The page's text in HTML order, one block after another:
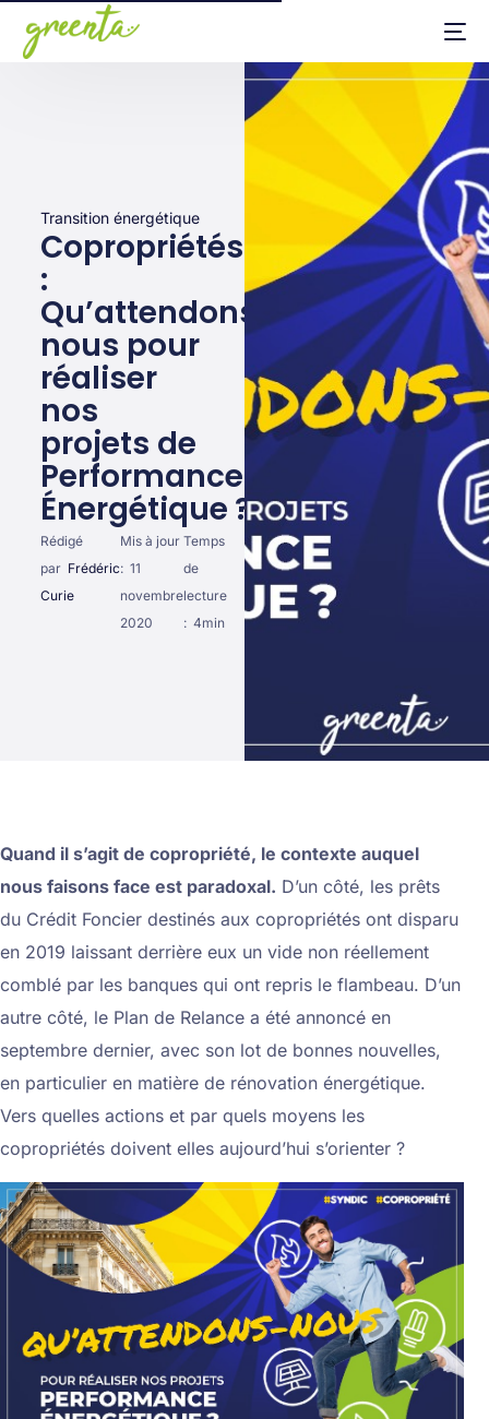
Transition énergétique
Copropriétés
:
Qu’attendons-
nous pour
réaliser
nos
projets de
Performance
Énergétique ?
Rédigé
par Frédéric
Curie
Mis à jour
: 11
novembre
2020
Temps
de
lecture
: 4min
Quand il s’agit de copropriété, le contexte auquel
nous faisons face est paradoxal. D’un côté, les prêts
du Crédit Foncier destinés aux copropriétés ont disparu
en 2019 laissant derrière eux un vide non réellement
comblé par les banques qui ont repris le flambeau. D’un
autre côté, le Plan de Relance a été annoncé en
septembre dernier, avec son lot de bonnes nouvelles,
en particulier en matière de rénovation énergétique.
Vers quelles actions et par quels moyens les
copropriétés doivent elles aujourd’hui s’orienter ?